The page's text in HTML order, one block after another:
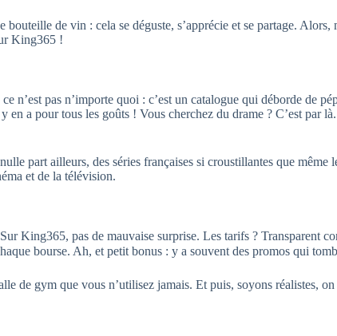
de vin : cela se déguste, s’apprécie et se partage.
King365 !
pas n’importe quoi : c’est un catalogue qui déborde de
a pour tous les goûts ! Vous cherchez du drame ? C’est par
part ailleurs, des séries françaises si croustillantes que
et de la télévision.
King365, pas de mauvaise surprise. Les tarifs ? Transparent
bourse. Ah, et petit bonus : y a souvent des promos qui
de gym que vous n’utilisez jamais. Et puis, soyons réalistes,